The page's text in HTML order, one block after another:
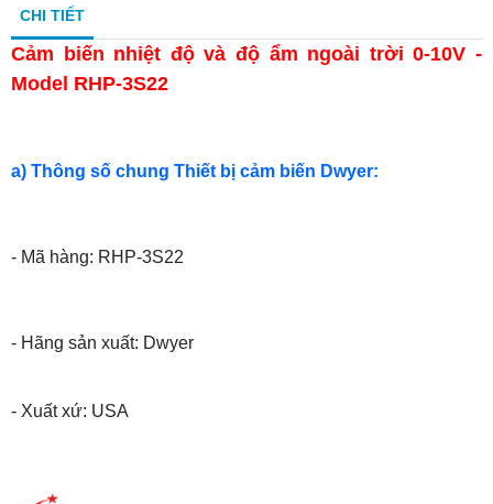
CHI TIẾT
Cảm biến nhiệt độ và độ ẩm ngoài trời 0-10V -
Model RHP-3S22
a) Thông số chung Thiết bị cảm biến Dwyer:
- Mã hàng: RHP-3S22
- Hãng sản xuất: Dwyer
- Xuất xứ: USA